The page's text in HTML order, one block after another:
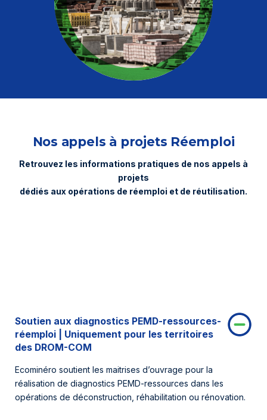
Actualités
Évènements
Aide et contact
Mon espace
Nos appels à projets Réemploi
Retrouvez les informations pratiques de nos appels à
projets
dédiés aux opérations de réemploi et de réutilisation.
Soutien aux diagnostics PEMD-ressources-
réemploi | Uniquement pour les territoires
des DROM-COM
Ecominéro soutient les maitrises d’ouvrage pour la
réalisation de diagnostics PEMD-ressources dans les
opérations de déconstruction, réhabilitation ou rénovation.